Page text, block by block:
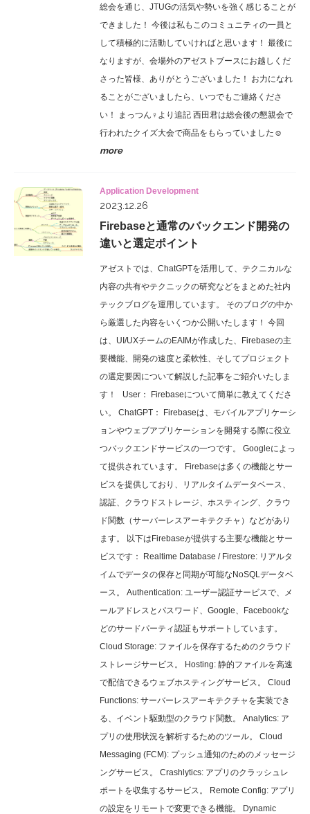
総会を通じ、JTUGの活気や勢いを強く感じることが
できました！ 今後は私もこのコミュニティの一員と
して積極的に活動していければと思います！ 最後に
なりますが、会場外のアゼストブースにお越しくだ
さった皆様、ありがとうございました！ お力になれ
ることがございましたら、いつでもご連絡くださ
い！ まっつん♀より追記 西田君は総会後の懇親会で
行われたクイズ大会で商品をもらっていました☺
more
Application Development
2023.12.26
Firebaseと通常のバックエンド開発の
違いと選定ポイント
アゼストでは、ChatGPTを活用して、テクニカルな
内容の共有やテクニックの研究などをまとめた社内
テックブログを運用しています。 そのブログの中か
ら厳選した内容をいくつか公開いたします！ 今回
は、UI/UXチームのEAIMが作成した、Firebaseの主
要機能、開発の速度と柔軟性、そしてプロジェクト
の選定要因について解説した記事をご紹介いたしま
す！ User： Firebaseについて簡単に教えてくださ
い。 ChatGPT： Firebaseは、モバイルアプリケーシ
ョンやウェブアプリケーションを開発する際に役立
つバックエンドサービスの一つです。 Googleによっ
て提供されています。 Firebaseは多くの機能とサー
ビスを提供しており、リアルタイムデータベース、
認証、クラウドストレージ、ホスティング、クラウ
ド関数（サーバーレスアーキテクチャ）などがあり
ます。 以下はFirebaseが提供する主要な機能とサー
ビスです： Realtime Database / Firestore: リアルタ
イムでデータの保存と同期が可能なNoSQLデータベ
ース。 Authentication: ユーザー認証サービスで、メ
ールアドレスとパスワード、Google、Facebookな
どのサードパーティ認証もサポートしています。
Cloud Storage: ファイルを保存するためのクラウド
ストレージサービス。 Hosting: 静的ファイルを高速
で配信できるウェブホスティングサービス。 Cloud
Functions: サーバーレスアーキテクチャを実装でき
る、イベント駆動型のクラウド関数。 Analytics: ア
プリの使用状況を解析するためのツール。 Cloud
Messaging (FCM): プッシュ通知のためのメッセージ
ングサービス。 Crashlytics: アプリのクラッシュレ
ポートを収集するサービス。 Remote Config: アプリ
の設定をリモートで変更できる機能。 Dynamic